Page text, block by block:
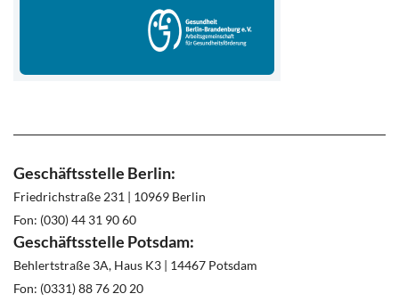
Geschäftsstelle Berlin:
Friedrichstraße 231 | 10969 Berlin
Fon: (030) 44 31 90 60
Geschäftsstelle Potsdam:
Behlertstraße 3A, Haus K3 | 14467 Potsdam
Fon: (0331) 88 76 20 20